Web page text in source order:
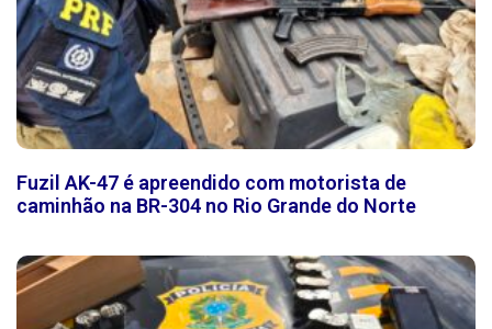
Fuzil AK-47 é apreendido com motorista de
caminhão na BR-304 no Rio Grande do Norte